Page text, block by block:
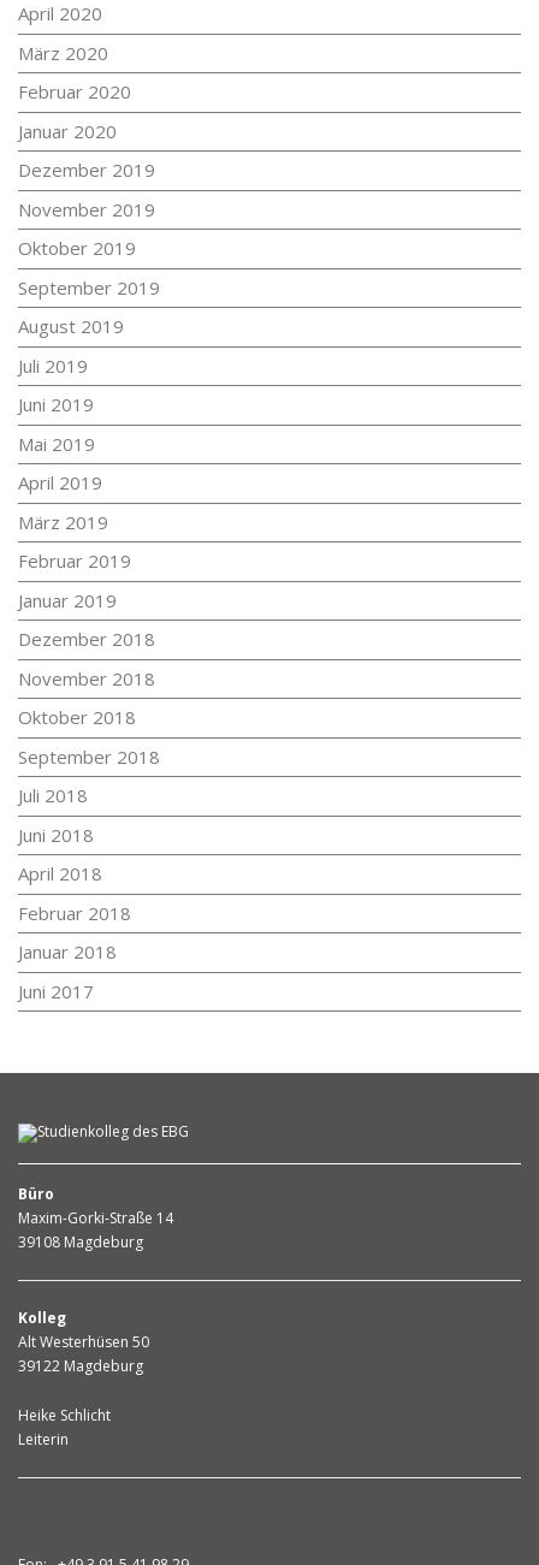
April 2020
März 2020
Februar 2020
Januar 2020
Dezember 2019
November 2019
Oktober 2019
September 2019
August 2019
Juli 2019
Juni 2019
Mai 2019
April 2019
März 2019
Februar 2019
Januar 2019
Dezember 2018
November 2018
Oktober 2018
September 2018
Juli 2018
Juni 2018
April 2018
Februar 2018
Januar 2018
Juni 2017
Büro
Maxim-Gorki-Straße 14
39108 Magdeburg
Kolleg
Alt Westerhüsen 50
39122 Magdeburg
Heike Schlicht
Leiterin